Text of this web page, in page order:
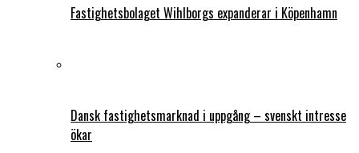
Fastighetsbolaget Wihlborgs expanderar i Köpenhamn
Dansk fastighetsmarknad i uppgång – svenskt intresse
ökar